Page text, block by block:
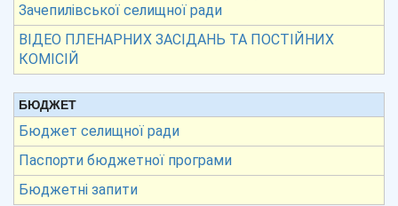
Зачепилівської селищної ради
ВІДЕО ПЛЕНАРНИХ ЗАСІДАНЬ ТА ПОСТІЙНИХ
КОМІСІЙ
БЮДЖЕТ
Бюджет селищної ради
Паспорти бюджетної програми
Бюджетні запити